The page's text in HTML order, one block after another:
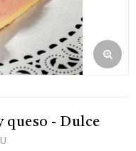
queso - Dulce